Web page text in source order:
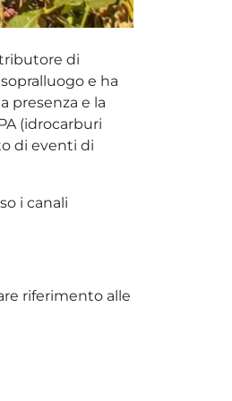
di
e ha
presenza e la
(idrocarburi
di eventi di
i canali
riferimento alle